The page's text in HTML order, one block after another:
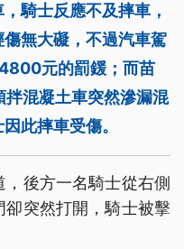
騎士反應不及摔車，
無大礙，不過汽車駕
元的罰鍰；而苗
混凝土車突然滲漏混
此摔車受傷。
後方一名騎士從右側
突然打開，騎士被擊